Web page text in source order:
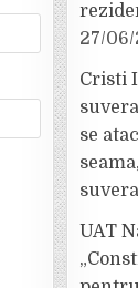
27/
Cristi
se
UAT